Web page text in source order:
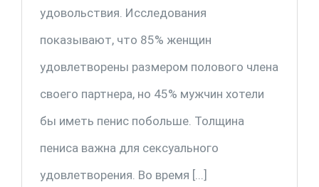
удовольствия. Исследования
показывают, что 85% женщин
удовлетворены размером полового члена
своего партнера, но 45% мужчин хотели
бы иметь пенис побольше. Толщина
пениса важна для сексуального
удовлетворения. Во время [...]